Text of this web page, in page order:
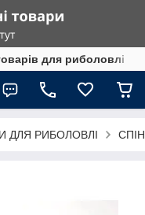
для риболовлі
ДЛЯ РИБОЛОВЛІ